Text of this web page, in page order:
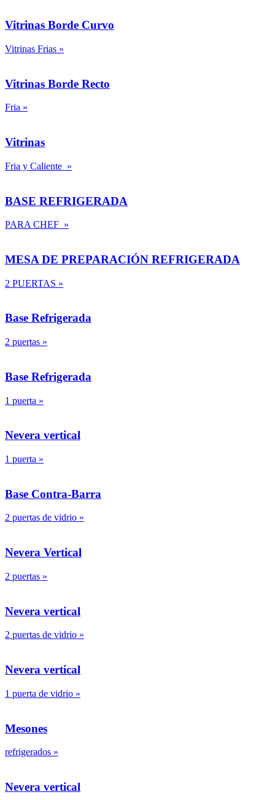
Vitrinas Borde Curvo
Vitrinas Frias »
Vitrinas Borde Recto
Fria »
Vitrinas
Fria y Caliente »
BASE REFRIGERADA
PARA CHEF »
MESA DE PREPARACIÓN REFRIGERADA
2 PUERTAS »
Base Refrigerada
2 puertas »
Base Refrigerada
1 puerta »
Nevera vertical
1 puerta »
Base Contra-Barra
2 puertas de vidrio »
Nevera Vertical
2 puertas »
Nevera vertical
2 puertas de vidrio »
Nevera vertical
1 puerta de vidrio »
Mesones
refrigerados »
Nevera vertical